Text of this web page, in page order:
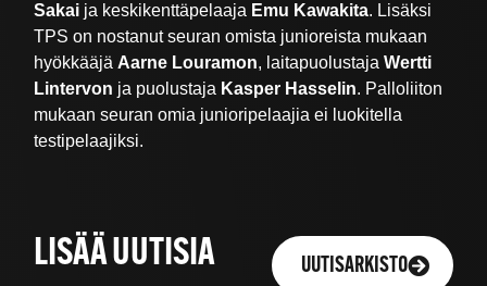
Sakai ja keskikenttäpelaaja Emu Kawakita. Lisäksi
TPS on nostanut seuran omista junioreista mukaan
hyökkääjä Aarne Louramon, laitapuolustajaWertti
Lintervon ja puolustaja Kasper Hasselin. Palloliiton
mukaan seuran omia junioripelaajia ei luokitella
testipelaajiksi.
LISÄÄ UUTISIA UUTISARKISTO